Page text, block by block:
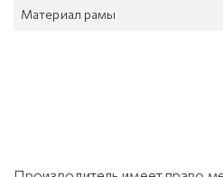
Материал рамы